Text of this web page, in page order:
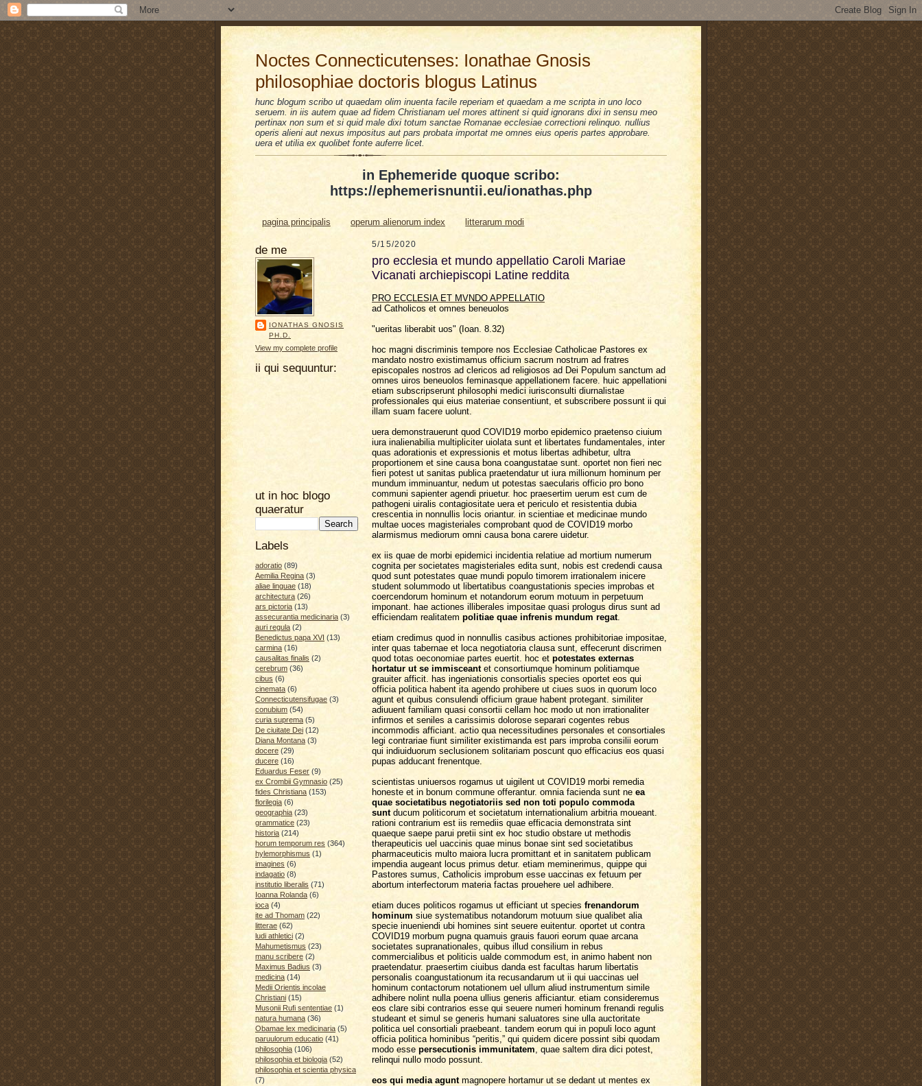
Noctes Connecticutenses: Ionathae Gnosis
philosophiae doctoris blogus Latinus
hunc blogum scribo ut quaedam olim inuenta facile reperiam et quaedam a me scripta in uno loco
seruem. in iis autem quae ad fidem Christianam uel mores attinent si quid ignorans dixi in sensu meo
pertinax non sum et si quid male dixi totum sanctae Romanae ecclesiae correctioni relinquo. nullius
operis alieni aut nexus impositus aut pars probata importat me omnes eius operis partes approbare.
uera et utilia ex quolibet fonte auferre licet.
in Ephemeride quoque scribo:
https://ephemerisnuntii.eu/ionathas.php
pagina principalis operum alienorum index litterarum modi
de me
IONATHAS GNOSIS
PH.D.
View my complete profile
ii qui sequuntur:
ut in hoc blogo
quaeratur
Labels
adoratio (89)
Aemilia Regina (3)
aliae linguae (18)
architectura (26)
ars pictoria (13)
assecurantia medicinaria (3)
auri regula (2)
Benedictus papa XVI (13)
carmina (16)
causalitas finalis (2)
cerebrum (36)
cibus (6)
cinemata (6)
Connecticutensifugae (3)
conubium (54)
curia suprema (5)
De ciuitate Dei (12)
Diana Montana (3)
docere (29)
ducere (16)
Eduardus Feser (9)
ex Crombii Gymnasio (25)
fides Christiana (153)
florilegia (6)
geographia (23)
grammatice (23)
historia (214)
horum temporum res (364)
hylemorphismus (1)
imagines (6)
indagatio (8)
institutio liberalis (71)
Ioanna Rolanda (6)
ioca (4)
ite ad Thomam (22)
litterae (62)
ludi athletici (2)
Mahumetismus (23)
manu scribere (2)
Maximus Badius (3)
medicina (14)
Medii Orientis incolae
Christiani (15)
Musonii Rufi sententiae (1)
natura humana (36)
Obamae lex medicinaria (5)
paruulorum educatio (41)
philosophia (106)
philosophia et biologia (52)
philosophia et scientia physica
(7)
5/15/2020
pro ecclesia et mundo appellatio Caroli Mariae
Vicanati archiepiscopi Latine reddita
PRO ECCLESIA ET MVNDO APPELLATIO
ad Catholicos et omnes beneuolos
"ueritas liberabit uos" (Ioan. 8.32)
hoc magni discriminis tempore nos Ecclesiae Catholicae Pastores ex
mandato nostro existimamus officium sacrum nostrum ad fratres
episcopales nostros ad clericos ad religiosos ad Dei Populum sanctum ad
omnes uiros beneuolos feminasque appellationem facere. huic appellationi
etiam subscripserunt philosophi medici iurisconsulti diurnalistae
professionales qui eius materiae consentiunt, et subscribere possunt ii qui
illam suam facere uolunt.
uera demonstrauerunt quod COVID19 morbo epidemico praetenso ciuium
iura inalienabilia multipliciter uiolata sunt et libertates fundamentales, inter
quas adorationis et expressionis et motus libertas adhibetur, ultra
proportionem et sine causa bona coangustatae sunt. oportet non fieri nec
fieri potest ut sanitas publica praetendatur ut iura millionum hominum per
mundum imminuantur, nedum ut potestas saecularis officio pro bono
communi sapienter agendi priuetur. hoc praesertim uerum est cum de
pathogeni uiralis contagiositate uera et periculo et resistentia dubia
crescentia in nonnullis locis oriantur. in scientiae et medicinae mundo
multae uoces magisteriales comprobant quod de COVID19 morbo
alarmismus mediorum omni causa bona carere uidetur.
ex iis quae de morbi epidemici incidentia relatiue ad mortium numerum
cognita per societates magisteriales edita sunt, nobis est credendi causa
quod sunt potestates quae mundi populo timorem irrationalem inicere
student solummodo ut libertatibus coangustationis species improbas et
coercendorum hominum et notandorum eorum motuum in perpetuum
imponant. hae actiones illiberales impositae quasi prologus dirus sunt ad
efficiendam realitatem politiae quae infrenis mundum regat.
etiam credimus quod in nonnullis casibus actiones prohibitoriae impositae,
inter quas tabernae et loca negotiatoria clausa sunt, effecerunt discrimen
quod totas oeconomiae partes euertit. hoc et potestates externas
hortatur ut se immisceantet consortiumque hominum politiamque
grauiter afficit. has ingeniationis consortialis species oportet eos qui
officia politica habent ita agendo prohibere ut ciues suos in quorum loco
agunt et quibus consulendi officium graue habent protegant. similiter
adiuuent familiam quasi consortii cellam hoc modo ut non irrationaliter
infirmos et seniles a carissimis dolorose separari cogentes rebus
incommodis afficiant. actio qua necessitudines personales et consortiales
legi contrariae fiunt similiter existimanda est pars improba consilii eorum
qui indiuiduorum seclusionem solitariam poscunt quo efficacius eos quasi
pupas adducant frenentque.
scientistas uniuersos rogamus ut uigilent ut COVID19 morbi remedia
honeste et in bonum commune offerantur. omnia facienda sunt ne ea
quae societatibus negotiatoriis sed non toti populo commoda
suntducum politicorum et societatum internationalium arbitria moueant.
rationi contrarium est iis remediis quae efficacia demonstrata sint
quaeque saepe parui pretii sint ex hoc studio obstare ut methodis
therapeuticis uel uaccinis quae minus bonae sint sed societatibus
pharmaceuticis multo maiora lucra promittant et in sanitatem publicam
impendia augeant locus primus detur. etiam meminerimus, quippe qui
Pastores sumus, Catholicis improbum esse uaccinas ex fetuum per
abortum interfectorum materia factas prouehere uel adhibere.
etiam duces politicos rogamus ut efficiant ut species frenandorum
hominum siue systematibus notandorum motuum siue qualibet alia
specie inueniendi ubi homines sint seuere euitentur. oportet ut contra
COVID19 morbum pugna quamuis grauis fauori eorum quae arcana
societates supranationales, quibus illud consilium in rebus
commercialibus et politicis ualde commodum est, in animo habent non
praetendatur. praesertim ciuibus danda est facultas harum libertatis
personalis coangustationum ita recusandarum ut ii qui uaccinas uel
hominum contactorum notationem uel ullum aliud instrumentum simile
adhibere nolint nulla poena ullius generis afficiantur. etiam consideremus
eos clare sibi contrarios esse qui seuere numeri hominum frenandi regulis
studeant et simul se generis humani saluatores sine ulla auctoritate
politica uel consortiali praebeant. tandem eorum qui in populi loco agunt
officia politica hominibus “peritis,” qui quidem dicere possint sibi quodam
modo esse persecutionis immunitatem , quae saltem dira dici potest,
relinqui nullo modo possunt.
eos qui media aguntmagnopere hortamur ut se dedant ut mentes ex